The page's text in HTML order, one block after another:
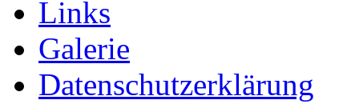
Links
Galerie
Datenschutzerklärung